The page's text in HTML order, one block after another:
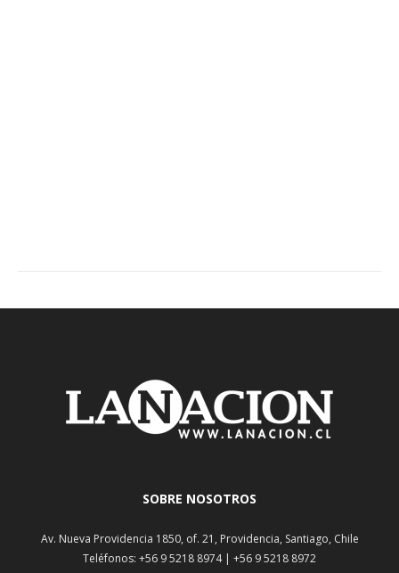
SOBRE NOSOTROS
Av. Nueva Providencia 1850, of. 21, Providencia, Santiago, Chile
Teléfonos: +56 9 5218 8974 | +56 9 5218 8972